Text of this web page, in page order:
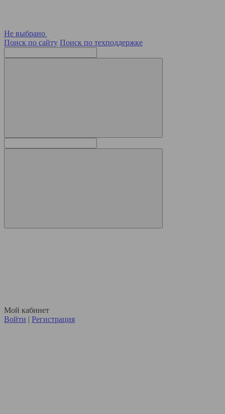
Не выбрано
Поиск по сайту Поиск по техподдержке
Мой кабинет
Войти | Регистрация